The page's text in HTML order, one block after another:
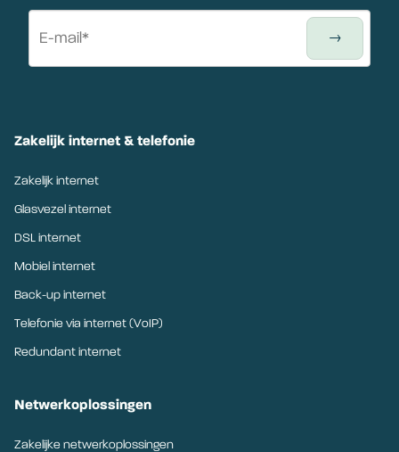
Zakelijk internet & telefonie
Zakelijk internet
Glasvezel internet
DSL internet
Mobiel internet
Back-up internet
Telefonie via internet (VoIP)
Redundant internet
Netwerkoplossingen
Zakelijke netwerkoplossingen